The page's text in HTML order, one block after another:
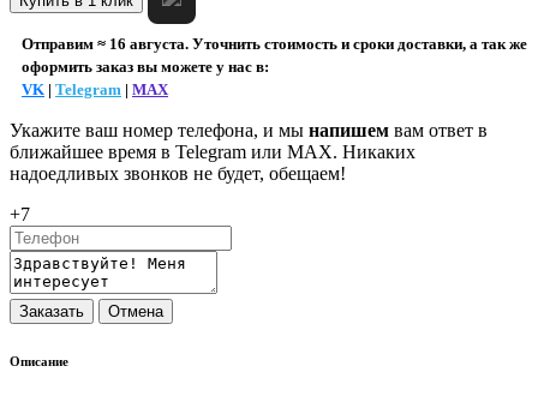
Отправим ≈ 16 августа. Уточнить стоимость и сроки доставки, а так же
оформить заказ вы можете у нас в:
VK | Telegram | MAX
Укажите ваш номер телефона, и мы напишем вам ответ в
ближайшее время в Telegram или MAX. Никаких
надоедливых звонков не будет, обещаем!
+7
Описание